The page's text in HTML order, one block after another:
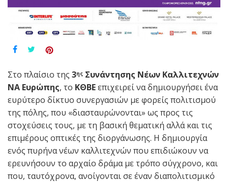
Στο πλαίσιο της 3ης Συνάντησης Νέων Καλλιτεχνών
ΝΑ Ευρώπης, το ΚΘΒΕεπιχειρεί να δημιουργήσει ένα
ευρύτερο δίκτυο συνεργασιών με φορείς πολιτισμού
της πόλης, που «διασταυρώνονται» ως προς τις
στοχεύσεις τους, με τη βασική θεματική αλλά και τις
επιμέρους οπτικές της διοργάνωσης. Η δημιουργία
ενός πυρήνα νέων καλλιτεχνών που επιδιώκουν να
ερευνήσουν το αρχαίο δράμα με τρόπο σύγχρονο, και
που, ταυτόχρονα, ανοίγονται σε έναν διαπολιτισμικό